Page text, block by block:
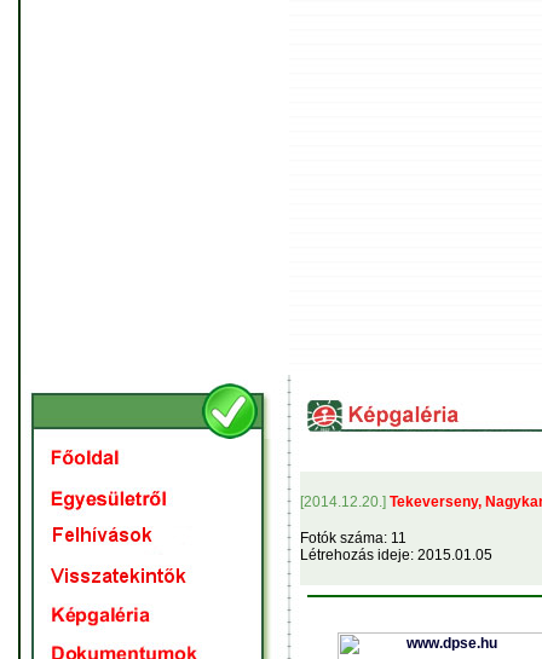
[2014.12.20.] Tekeverseny,
Fotók száma: 11
Létrehozás ideje: 2015.01.05